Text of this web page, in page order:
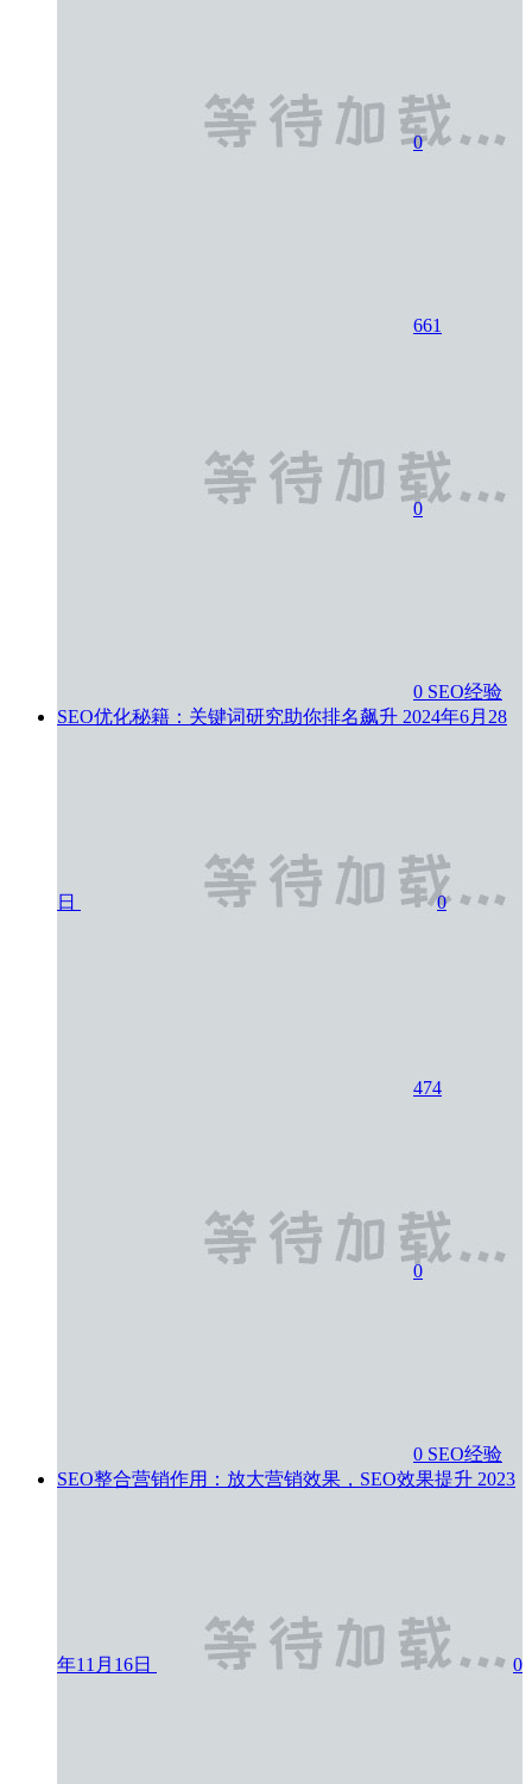
0
661
0
0 SEO经验
SEO优化秘籍：关键词研究助你排名飙升 2024年6月28
日 0
474
0
0 SEO经验
SEO整合营销作用：放大营销效果，SEO效果提升 2023
年11月16日 0